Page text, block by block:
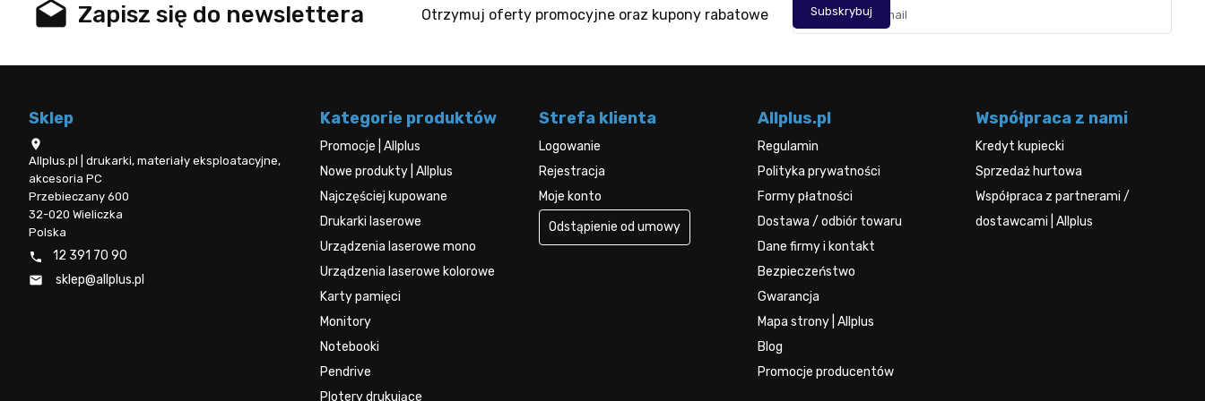
drafts Zapisz się do newslettera Otrzymuj oferty promocyjne oraz kupony rabatowe
Sklep

Allplus.pl | drukarki, materiały eksploatacyjne,
akcesoria PC
Przebieczany 600
32-020 Wieliczka
Polska
 12 391 70 90
 sklep@allplus.pl
Kategorie produktów
Promocje | Allplus
Nowe produkty | Allplus
Najczęściej kupowane
Drukarki laserowe
Urządzenia laserowe mono
Urządzenia laserowe kolorowe
Karty pamięci
Monitory
Notebooki
Pendrive
Plotery drukujące
Strefa klienta
Logowanie
Rejestracja
Moje konto
Odstąpienie od umowy
Allplus.pl
Regulamin
Polityka prywatności
Formy płatności
Dostawa / odbiór towaru
Dane firmy i kontakt
Bezpieczeństwo
Gwarancja
Mapa strony | Allplus
Blog
Promocje producentów
Współpraca z nami
Kredyt kupiecki
Sprzedaż hurtowa
Współpraca z partnerami /
dostawcami | Allplus